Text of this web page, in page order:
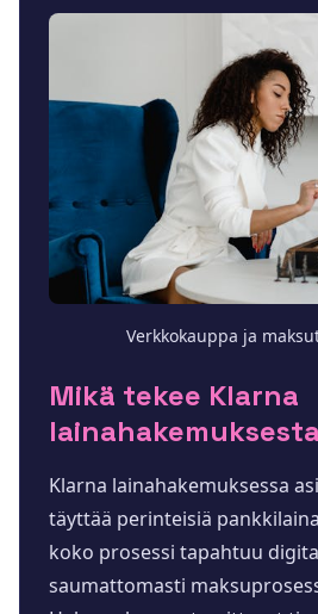
Verkkokauppa ja
Mikä tekee Klarna
Klarna lainahakemuksessa
täyttää perinteisiä
koko prosessi tapahtuu
saumattomasti